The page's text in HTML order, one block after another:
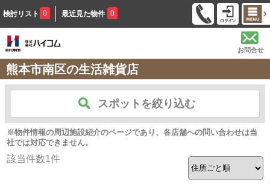
検討リスト 0 最近見た物件 0
お問合せ
熊本市南区の生活雑貨店
スポットを絞り込む
※物件情報の周辺施設紹介のページであり、各店舗への問い合わせは当
社では対応できません。
該当件数1件